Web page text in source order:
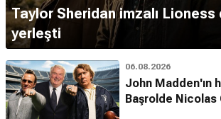
Taylor Sheridan imzalı
yerleşti
06.08.2026
John Madden'ın
Başrolde Nicolas